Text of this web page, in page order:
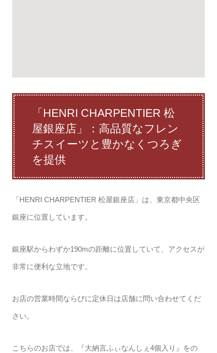
「HENRI CHARPENTIER 松
屋銀座店」：高品質なフレン
チスイーツと豊かなくつろぎ
を提供
「HENRI CHARPENTIER 松屋銀座店」は、東京都中央区
銀座に位置しています。
銀座駅からわずか190mの距離に位置していて、アクセスが
非常に便利な立地です。
お店の営業時間ならびに定休日は店舗に問い合わせてくだ
さい。
こちらのお店では、『大納言ふぃなんしぇ4個入り』をの